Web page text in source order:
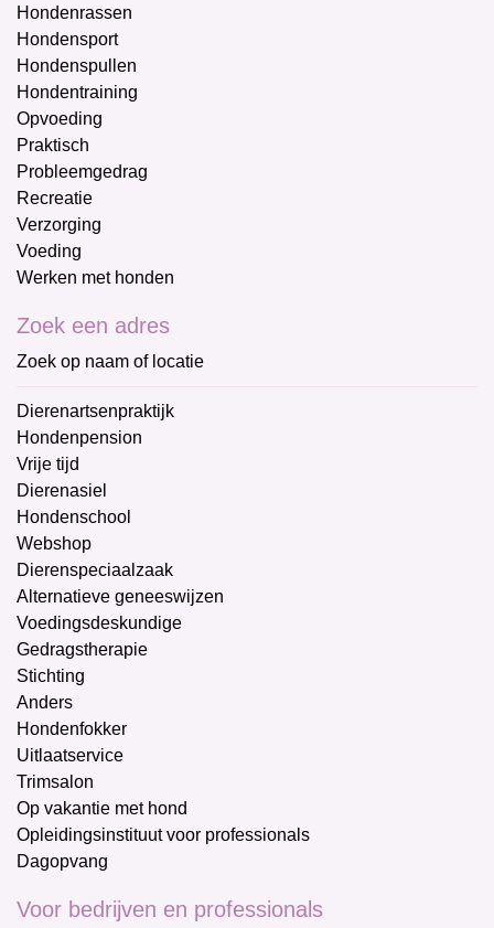
Hondenrassen
Hondensport
Hondenspullen
Hondentraining
Opvoeding
Praktisch
Probleemgedrag
Recreatie
Verzorging
Voeding
Werken met honden
Zoek een adres
Zoek op naam of locatie
Dierenartsenpraktijk
Hondenpension
Vrije tijd
Dierenasiel
Hondenschool
Webshop
Dierenspeciaalzaak
Alternatieve geneeswijzen
Voedingsdeskundige
Gedragstherapie
Stichting
Anders
Hondenfokker
Uitlaatservice
Trimsalon
Op vakantie met hond
Opleidingsinstituut voor professionals
Dagopvang
Voor bedrijven en professionals